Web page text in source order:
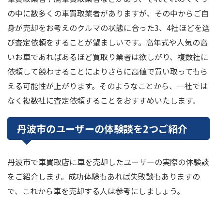
の中に数多くの車買取業者がありますが、その中からご自
身が売却をお考えのクルマの状態に合った3、4社ほどを選
び査定依頼をすることが望ましいです。高年式や人気の高
いお車であればあるほど買取り業者は欲しがり、複数社に
依頼して競わせることによりさらに高値で買い取ってもら
える可能性が上がります。そのようなことから、一社では
なく複数社に査定依頼することをおすすめいたします。
丹波市のユーザーの体験談を2つご紹介
丹波市で車買取店に車を売却したユーザーの実際の体験談
をご紹介します。成功体験もあれば失敗談もありますの
で、これから車を売却する人は参考にしましょう。